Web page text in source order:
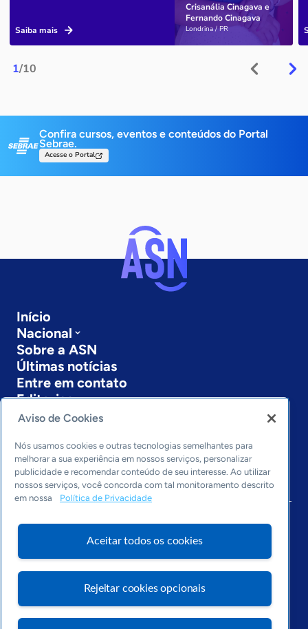
1/10
Crisanália Cinagava e
Fernando Cinagava
Londrina / PR
Saiba mais
Confira cursos, eventos e conteúdos do Portal
Sebrae.
Acesse o Portal
Início
Nacional
Sobre a ASN
Últimas notícias
Entre em contato
Editorias
Economia & Política
Inovação & Tecnologia
Cultura empreendedora
Dados
Arquivo
Aviso de Cookies
Nós usamos cookies e outras tecnologias semelhantes para
melhorar a sua experiência em nossos serviços, personalizar
publicidade e recomendar conteúdo de seu interesse. Ao utilizar
nossos serviços, você concorda com tal monitoramento descrito
em nossa
Política de Privacidade
Aceitar todos os cookies
Rejeitar cookies opcionais